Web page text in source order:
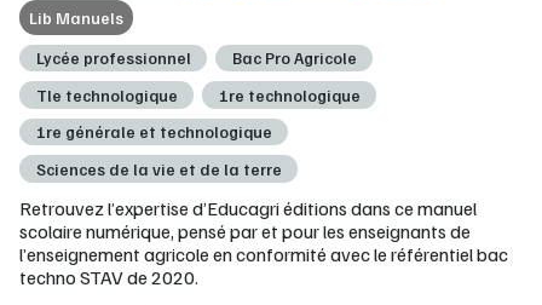
Lib Manuels
Lycée professionnel
Bac Pro Agricole
Tle technologique
1re technologique
1re générale et technologique
Sciences de la vie et de la terre
Retrouvez l’expertise d’Educagri éditions dans ce manuel
scolaire numérique, pensé par et pour les enseignants de
l’enseignement agricole en conformité avec le référentiel bac
techno STAV de 2020.